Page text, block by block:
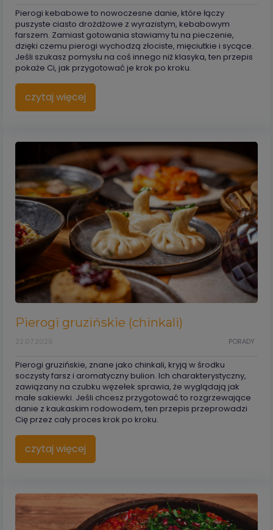
Pierogi kebabowe to nowoczesne danie, które łączy
puszyste ciasto drożdżowe z wyrazistym, kebabowym
farszem. Zamiast gotowania stawiamy tu na pieczenie,
dzięki czemu pierogi wychodzą złociste, mięciutkie i sycące.
Jeśli szukasz pomysłu na coś innego niż klasyka, ten przepis
pokaże Ci, jak przygotować je krok po kroku.
czytaj więcej
Pierogi gruzińskie (chinkali)
PORADY
22.07.2026
Pierogi gruzińskie, znane jako chinkali, kryją w środku
soczysty farsz i aromatyczny bulion. Ich charakterystyczny,
zawiązany na czubku węzełek sprawia, że wyglądają jak
małe sakiewki. Jeśli chcesz przygotować to rozgrzewające
danie z kaukaskim rodowodem, ten przepis przeprowadzi
Cię przez cały proces krok po kroku.
czytaj więcej